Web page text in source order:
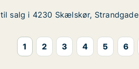
Skælskør, Strandgade
salg i 4230 Skælskør, Strandgade
salg i 4230 Skælskør, Strandgade
1 2 3 4 5 6